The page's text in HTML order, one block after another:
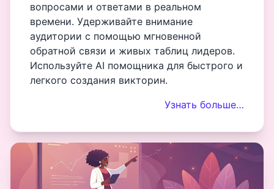
вопросами и ответами в реальном
времени. Удерживайте внимание
аудитории с помощью мгновенной
обратной связи и живых таблиц лидеров.
Используйте AI помощника для быстрого и
легкого создания викторин.
Узнать больше…